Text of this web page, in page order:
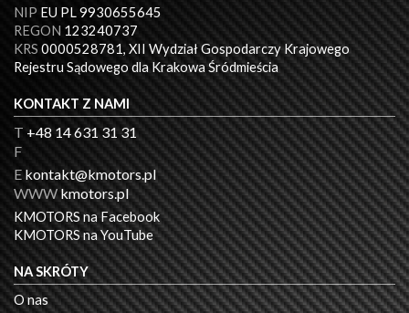
NIP EU PL 9930655645
REGON 123240737
KRS 0000528781, XII Wydział Gospodarczy Krajowego
Rejestru Sądowego dla Krakowa Śródmieścia
KONTAKT Z NAMI
T +48 14 631 31 31
F
E kontakt@kmotors.pl
WWW kmotors.pl
KMOTORS na Facebook
KMOTORS na YouTube
NA SKRÓTY
O nas